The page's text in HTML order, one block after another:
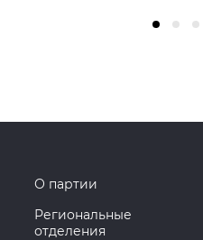
О партии
Региональные
отделения